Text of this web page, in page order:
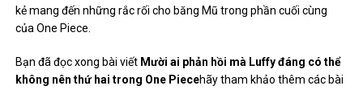
kẻ mang đến những rắc rối cho băng Mũ trong phần cuối cùng
của One Piece.
Bạn đã đọc xong bài viết Mười ai phản hồi mà Luffy đáng có thể
không nên thứ hai trong One Piecehãy tham khảo thêm các bài